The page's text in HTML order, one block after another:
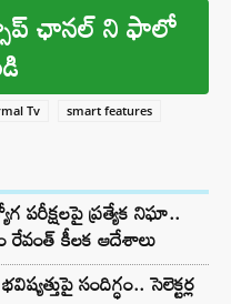
ఛానల్ ని ఫాలో
Tv
smart features
పరీక్షలపై ప్రత్యేక నిఘా..
కీలక ఆదేశాలు
సందిగ్ధం.. సెలెక్టర్ల